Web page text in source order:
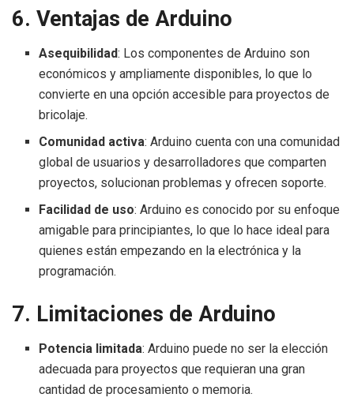
6. Ventajas de Arduino
Asequibilidad: Los componentes de Arduino son
económicos y ampliamente disponibles, lo que lo
convierte en una opción accesible para proyectos de
bricolaje.
Comunidad activa: Arduino cuenta con una comunidad
global de usuarios y desarrolladores que comparten
proyectos, solucionan problemas y ofrecen soporte.
Facilidad de uso: Arduino es conocido por su enfoque
amigable para principiantes, lo que lo hace ideal para
quienes están empezando en la electrónica y la
programación.
7. Limitaciones de Arduino
Potencia limitada: Arduino puede no ser la elección
adecuada para proyectos que requieran una gran
cantidad de procesamiento o memoria.